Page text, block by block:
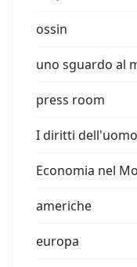
ossin
uno sguardo al
press room
I diritti dell'uomo
Economia nel
americhe
europa